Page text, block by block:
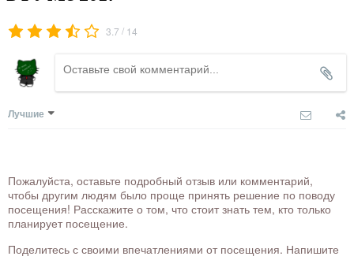
3.7 / 14
Лучшие
Пожалуйста, оставьте подробный отзыв или комментарий,
чтобы другим людям было проще принять решение по поводу
посещения! Расскажите о том, что стоит знать тем, кто только
планирует посещение.
Поделитесь с своими впечатлениями от посещения. Напишите